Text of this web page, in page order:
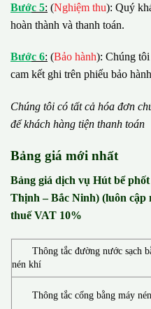
Bước 5: (Nghiệm thu): Quý
hoàn thành và thanh toán.
Bước 6: (Bảo hành): Chúng
cam kết ghi trên phiếu bảo
Chúng tôi có tất cả hóa đơn
đểkhách hàng tiện thanh toán
Bảng giá mới nhất
Bảng giá dịch vụ Hút bể
Thịnh – Bắc Ninh) (luôn cập
thuế VAT 10%
Thông tắc đường nước sạch
nén khí
Thông tắc cống bằng máy